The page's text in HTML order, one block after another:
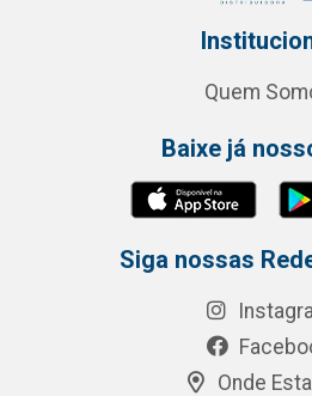
Quem
Baixe já
Siga nossas
Onde